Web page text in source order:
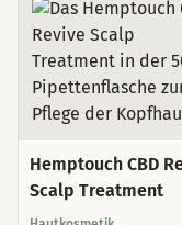
Hemptouch CBD
Scalp Treatment